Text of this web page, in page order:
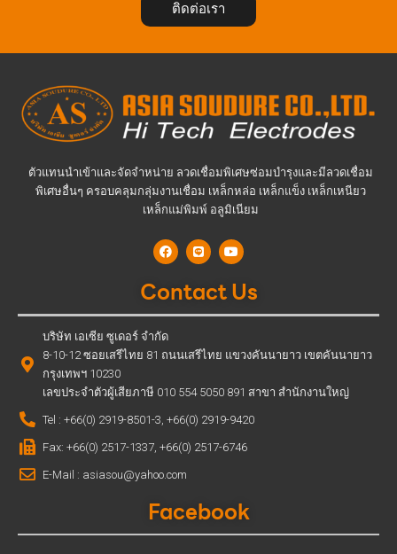
ติดต่อเรา
ตัวแทนนำเข้าและจัดจำหน่าย ลวดเชื่อมพิเศษซ่อมบำรุงและมีลวดเชื่อม
พิเศษอื่นๆ ครอบคลุมกลุ่มงานเชื่อม เหล็กหล่อ เหล็กแข็ง เหล็กเหนียว
เหล็กแม่พิมพ์ อลูมิเนียม
Contact Us
บริษัท เอเซีย ซูเดอร์ จำกัด
8-10-12 ซอยเสรีไทย 81 ถนนเสรีไทย แขวงคันนายาว เขตคันนายาว
กรุงเทพฯ 10230
เลขประจำตัวผู้เสียภาษี 010 554 5050 891 สาขา สำนักงานใหญ่
Tel : +66(0) 2919-8501-3, +66(0) 2919-9420
Fax: +66(0) 2517-1337, +66(0) 2517-6746
E-Mail : asiasou@yahoo.com
Facebook